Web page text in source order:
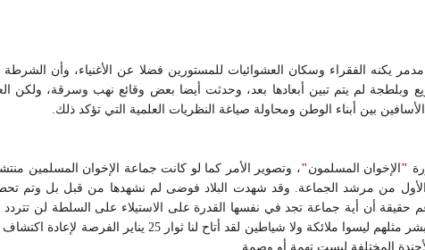
يكنه الفقراء وسكان العشوائيات للمستورين فضلا عن الأغنياء، وأن الشرطة
وبلطجة لم يتم تبين أبعادها بعد، وحدثت أيضا بعض وقائع نهب وسرقة، ولكن
" الإخوان المسلمون"، وتصوير الأمر كما لو كانت جماعة الإخوان المسلمين
الأول من مرشد الجماعة. وقد شهدت البلاد فوضى لم نشهدها من قبل بل وتم
المباشر مع شباب الإخوان المسلمين أنهم يتعاملون مع بشر
المختلفة ليست تهمة أو وصمة.